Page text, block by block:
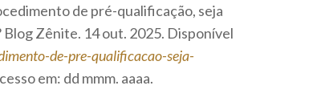
de pré-qualificação, seja
Zênite. 14 out. 2025. Disponível
de-pre-qualificacao-seja-
em: dd mmm. aaaa.